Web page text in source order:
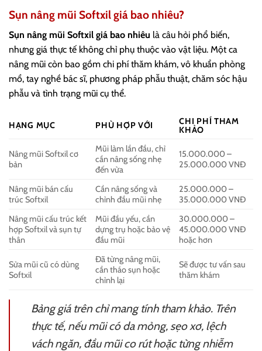
Sụn nâng mũi Softxil giá bao nhiêu?
Sụn nâng mũi Softxil giá bao nhiêu là câu hỏi phổ biến,
nhưng giá thực tế không chỉ phụ thuộc vào vật liệu. Một ca
nâng mũi còn bao gồm chi phí thăm khám, vô khuẩn phòng
mổ, tay nghề bác sĩ, phương pháp phẫu thuật, chăm sóc hậu
phẫu và tình trạng mũi cụ thể.
HẠNG MỤC PHÙ HỢP VỚI
CHI PHÍ THAM
KHẢO
Nâng mũi Softxil cơ
bản
Mũi làm lần đầu, chỉ
cần nâng sống nhẹ
đến vừa
15.000.000 –
25.000.000 VNĐ
Nâng mũi bán cấu
trúc Softxil
Cần nâng sống và
chỉnh đầu mũi nhẹ
25.000.000 –
35.000.000 VNĐ
Nâng mũi cấu trúc kết
hợp Softxil và sụn tự
thân
Mũi đầu yếu, cần
dựng trụ hoặc bảo vệ
đầu mũi
30.000.000 –
45.000.000 VNĐ
hoặc hơn
Sửa mũi cũ có dùng
Softxil
Đã từng nâng mũi,
cần tháo sụn hoặc
chỉnh lại
Sẽ được tư vấn sau
thăm khám
Bảng giá trên chỉ mang tính tham khảo. Trên
thực tế, nếu mũi có da mỏng, sẹo xơ, lệch
vách ngăn, đầu mũi co rút hoặc từng nhiễm